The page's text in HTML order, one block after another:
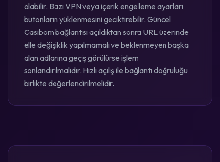
olabilir. Bazı VPN veya içerik engelleme ayarları
butonların yüklenmesini geciktirebilir. Güncel
Casibom bağlantısı açıldıktan sonra URL üzerinde
elle değişiklik yapılmamalı ve beklenmeyen başka
alan adlarına geçiş görülürse işlem
sonlandırılmalıdır. Hızlı açılış ile bağlantı doğruluğu
birlikte değerlendirilmelidir.